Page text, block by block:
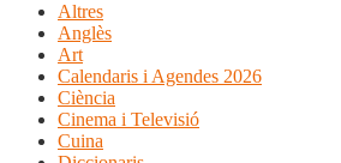
Altres
Anglès
Art
Calendaris i Agendes 2026
Ciència
Cinema i Televisió
Cuina